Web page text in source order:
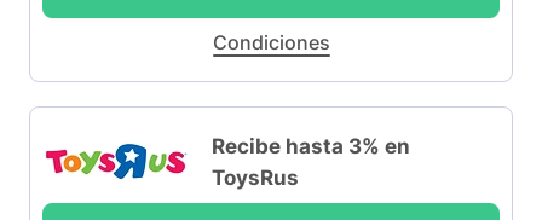
Condiciones
Recibe hasta 3% en
ToysRus